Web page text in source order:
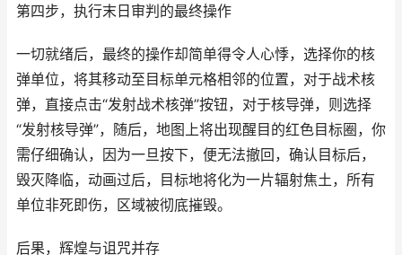
第四步，执行末日审判的最终操作
一切就绪后，最终的操作却简单得令人心悸，选择你的核
弹单位，将其移动至目标单元格相邻的位置，对于战术核
弹，直接点击“发射战术核弹”按钮，对于核导弹，则选择
“发射核导弹”，随后，地图上将出现醒目的红色目标圈，你
需仔细确认，因为一旦按下，便无法撤回，确认目标后，
毁灭降临，动画过后，目标地将化为一片辐射焦土，所有
单位非死即伤，区域被彻底摧毁。
后果，辉煌与诅咒并存